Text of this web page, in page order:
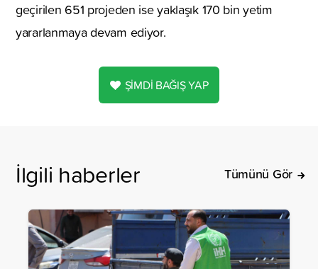
geçirilen 651 projeden ise yaklaşık 170 bin yetim
yararlanmaya devam ediyor.
ŞİMDİ BAĞIŞ YAP
İlgili haberler Tümünü Gör